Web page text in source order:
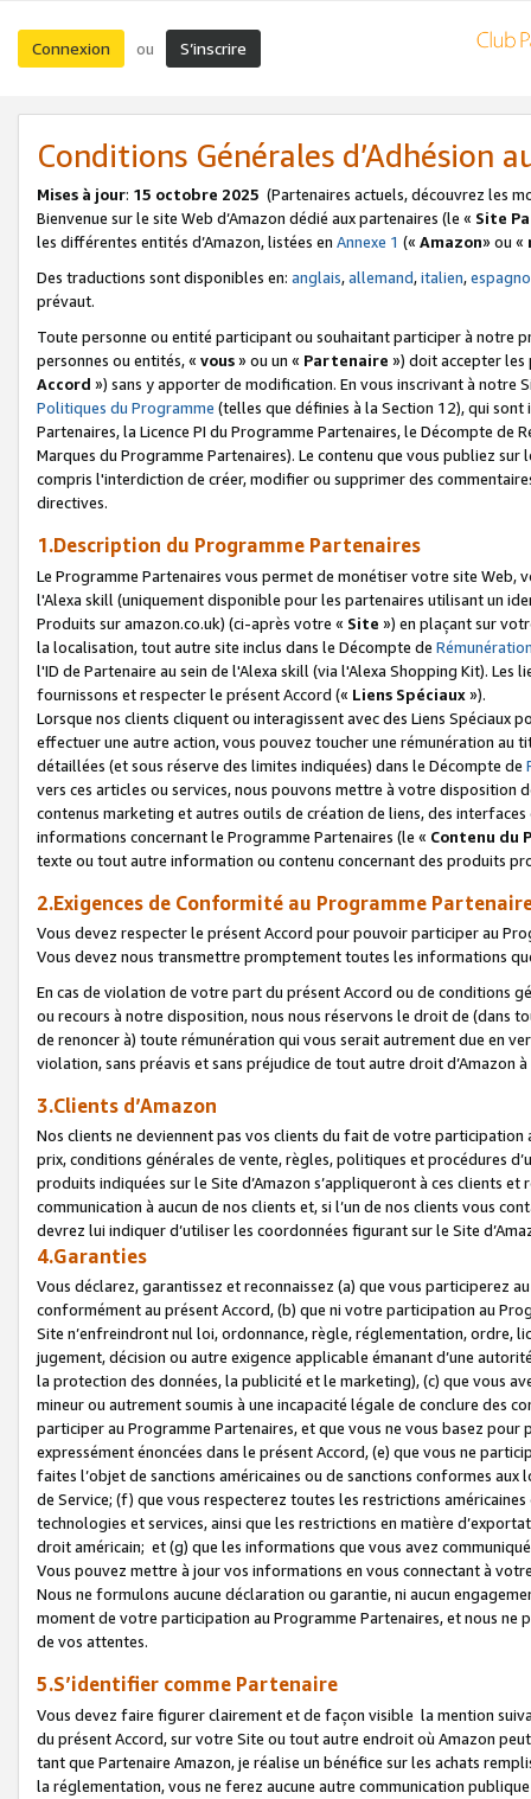
Connexion ou S’inscrire
Conditions Générales d’Adhésion
Mises à jour: 15 octobre 2025 (Partenaires actuels, découvrez les
Bienvenue sur le site Web d’Amazon dédié aux partenaires (le « Site
les différentes entités d’Amazon, listées en Annexe 1 (« Amazon» ou «
Des traductions sont disponibles en: anglais,allemand,italien,
prévaut.
Toute personne ou entité participant ou souhaitant participer à notre
personnes ou entités, « vous» ou un « Partenaire ») doit accepter les
Accord ») sans y apporter de modification. En vous inscrivant à notre
Politiques du Programme (telles que définies à la Section 12), qui
Partenaires, la Licence PI du Programme Partenaires, le Décompte de
Marques du Programme Partenaires). Le contenu que vous publiez
compris l'interdiction de créer, modifier ou supprimer des
directives.
1.Description du Programme Partenaires
Le Programme Partenaires vous permet de monétiser votre site Web,
l'Alexa skill (uniquement disponible pour les partenaires utilisant un
Produits sur amazon.co.uk) (ci-après votre « Site ») en plaçant sur
la localisation, tout autre site inclus dans le Décompte de
l'ID de Partenaire au sein de l'Alexa skill (via l'Alexa Shopping Kit).
fournissons et respecter le présent Accord (« Liens Spéciaux»).
Lorsque nos clients cliquent ou interagissent avec des Liens Spéciaux
effectuer une autre action, vous pouvez toucher une rémunération
détaillées (et sous réserve des limites indiquées) dans le Décompte de
vers ces articles ou services, nous pouvons mettre à votre disposition
contenus marketing et autres outils de création de liens, des
informations concernant le Programme Partenaires (le « Contenu du
texte ou tout autre information ou contenu concernant des produits
2.Exigences de Conformité au Programme
Vous devez respecter le présent Accord pour pouvoir participer au
Vous devez nous transmettre promptement toutes les informations
En cas de violation de votre part du présent Accord ou de conditions
ou recours à notre disposition, nous nous réservons le droit de (dans
de renoncer à) toute rémunération qui vous serait autrement due en
violation, sans préavis et sans préjudice de tout autre droit
3.Clients d’Amazon
Nos clients ne deviennent pas vos clients du fait de votre
prix, conditions générales de vente, règles, politiques et procédures
produits indiquées sur le Site d’Amazon s’appliqueront à ces clients
communication à aucun de nos clients et, si l’un de nos clients vous
devrez lui indiquer d’utiliser les coordonnées figurant sur le Site
4.Garanties
Vous déclarez, garantissez et reconnaissez (a) que vous participerez
conformément au présent Accord, (b) que ni votre participation au
Site n’enfreindront nul loi, ordonnance, règle, réglementation, ordre,
jugement, décision ou autre exigence applicable émanant d’une
la protection des données, la publicité et le marketing), (c) que vous
mineur ou autrement soumis à une incapacité légale de conclure des
participer au Programme Partenaires, et que vous ne vous basez
expressément énoncées dans le présent Accord, (e) que vous ne
faites l’objet de sanctions américaines ou de sanctions conformes
de Service; (f) que vous respecterez toutes les restrictions
technologies et services, ainsi que les restrictions en matière
droit américain; et (g) que les informations que vous avez
Vous pouvez mettre à jour vos informations en vous connectant à
Nous ne formulons aucune déclaration ou garantie, ni aucun
moment de votre participation au Programme Partenaires, et nous
de vos attentes.
5.S’identifier comme Partenaire
Vous devez faire figurer clairement et de façon visible la mention
du présent Accord, sur votre Site ou tout autre endroit où Amazon
tant que Partenaire Amazon, je réalise un bénéfice sur les achats
la réglementation, vous ne ferez aucune autre communication